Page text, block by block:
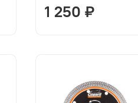
1 250 ₽